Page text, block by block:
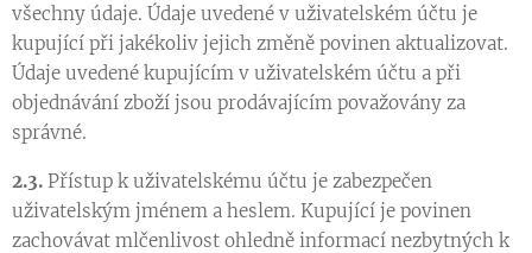
všechny údaje. Údaje uvedené v uživatelském účtu je
kupující při jakékoliv jejich změně povinen aktualizovat.
Údaje uvedené kupujícím v uživatelském účtu a při
objednávání zboží jsou prodávajícím považovány za
správné.
2.3. Přístup k uživatelskému účtu je zabezpečen
uživatelským jménem a heslem. Kupující je povinen
zachovávat mlčenlivost ohledně informací nezbytných k